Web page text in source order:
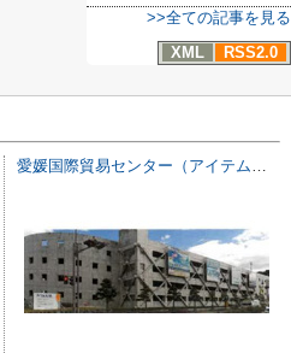
>>全ての記事を見る
XML
RSS2.0
愛媛国際貿易センター（アイテムえひめ）ビジネスオフィス